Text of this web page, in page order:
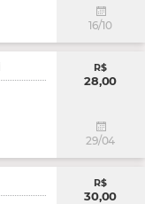
16/10
R$
28,00
29/04
R$
30,00